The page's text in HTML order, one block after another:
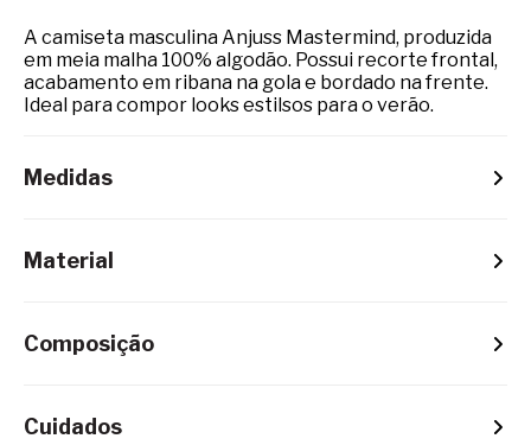
A camiseta masculina Anjuss Mastermind, produzida
em meia malha 100% algodão. Possui recorte frontal,
acabamento em ribana na gola e bordado na frente.
Ideal para compor looks estilsos para o verão.
Material
Composição
Cuidados
Medidas